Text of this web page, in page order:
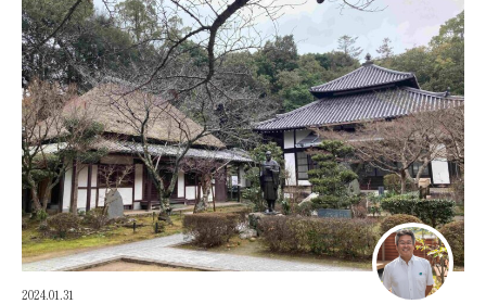
2024.01.31